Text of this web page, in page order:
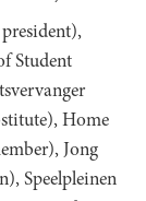
Student
Home
Jong
Speelpleinen